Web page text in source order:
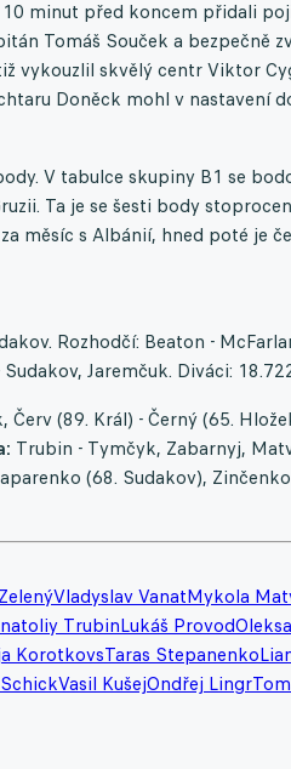
minut před koncem přidali
Tomáš Souček a bezpečně
vykouzlil skvělý centr Viktor
Doněck mohl v nastavení
V tabulce skupiny B1 se
Ta je se šesti body
měsíc s Albánií, hned poté je
Rozhodčí: Beaton -
Jaremčuk. Diváci:
(89. Král) - Černý (65.
Trubin - Tymčyk, Zabarnyj,
(68. Sudakov),
Vladyslav VanatMykola
TrubinLukáš Provod
KorotkovsTaras Stepanenko
Vasil KušejOndřej Lingr